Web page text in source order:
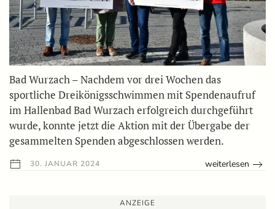
Bad Wurzach – Nachdem vor drei Wochen das
sportliche Dreikönigsschwimmen mit Spendenaufruf
im Hallenbad Bad Wurzach erfolgreich durchgeführt
wurde, konnte jetzt die Aktion mit der Übergabe der
gesammelten Spenden abgeschlossen werden.
30. JANUAR 2024 weiterlesen
ANZEIGE